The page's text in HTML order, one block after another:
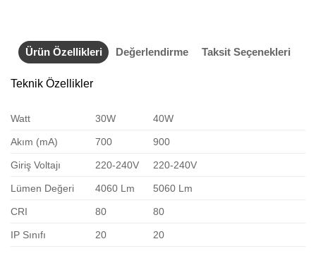
Ürün Özellikleri Değerlendirme Taksit Seçenekleri
Teknik Özellikler
Watt 30W 40W
Akım (mA) 700 900
Giriş Voltajı 220-240V 220-240V
Lümen Değeri 4060 Lm 5060 Lm
CRI 80 80
IP Sınıfı 20 20